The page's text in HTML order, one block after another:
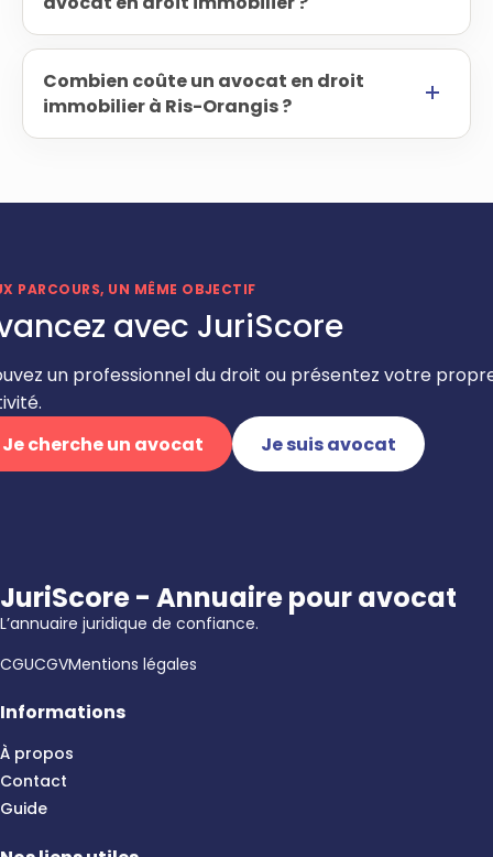
Combien coûte un avocat en droit
immobilier à Ris-Orangis ?
PARCOURS, UN MÊME OBJECTIF
avec JuriScore
un professionnel du droit ou présentez votre
Je cherche un avocat
Je suis avocat
JuriScore - Annuaire pour avocat
L’annuaire juridique de confiance.
CGUCGVMentions légales
Informations
À propos
Contact
Guide